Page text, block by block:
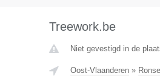
Treework.be
Niet gevestigd in de
Oost-Vlaanderen» Ronse